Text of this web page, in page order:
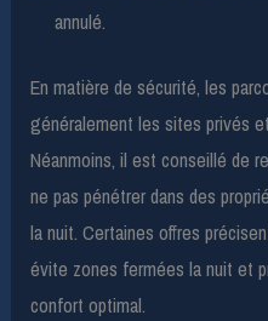
annulé.
En matière de sécurité, les
généralement les sites privés
Néanmoins, il est conseillé de
ne pas pénétrer dans des
la nuit. Certaines offres
évite zones fermées la nuit et
confort optimal.